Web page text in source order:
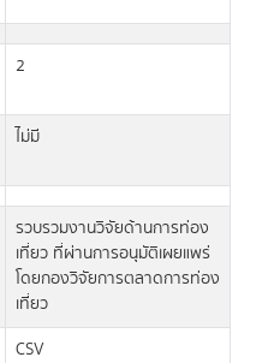
2
ไม่มี
รวบรวมงานวิจัยด้านการท่อง
เที่ยว ที่ผ่านการอนุมัติเผยแพร่
โดยกองวิจัยการตลาดการท่อง
เที่ยว
CSV